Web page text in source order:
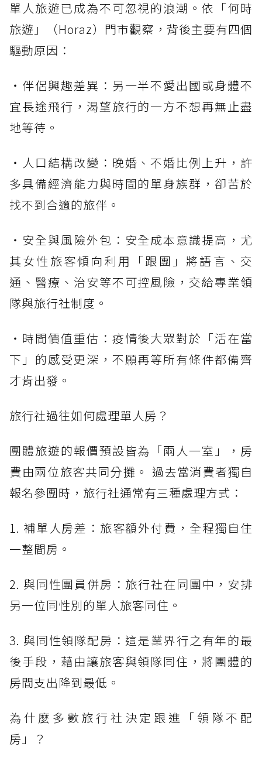
單人旅遊已成為不可忽視的浪潮。依「何時
旅遊」（Horaz）門市觀察，背後主要有四個
驅動原因：
・伴侶興趣差異：另一半不愛出國或身體不
宜長途飛行，渴望旅行的一方不想再無止盡
地等待。
・人口結構改變：晚婚、不婚比例上升，許
多具備經濟能力與時間的單身族群，卻苦於
找不到合適的旅伴。
・安全與風險外包：安全成本意識提高，尤
其女性旅客傾向利用「跟團」將語言、交
通、醫療、治安等不可控風險，交給專業領
隊與旅行社制度。
・時間價值重估：疫情後大眾對於「活在當
下」的感受更深，不願再等所有條件都備齊
才肯出發。
旅行社過往如何處理單人房？
團體旅遊的報價預設皆為「兩人一室」，房
費由兩位旅客共同分攤。 過去當消費者獨自
報名參團時，旅行社通常有三種處理方式：
1. 補單人房差：旅客額外付費，全程獨自住
一整間房。
2. 與同性團員併房：旅行社在同團中，安排
另一位同性別的單人旅客同住。
3. 與同性領隊配房：這是業界行之有年的最
後手段，藉由讓旅客與領隊同住，將團體的
房間支出降到最低。
為什麼多數旅行社決定跟進「領隊不配
房」？